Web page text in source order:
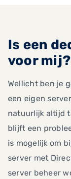
Is een
voor mij?
Wellicht ben je
een eigen
natuurlijk altijd
blijft een
is mogelijk om
server met
server beheer